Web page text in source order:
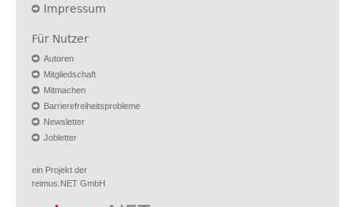
Impressum
Für Nutzer
Autoren
Mitgliedschaft
Mitmachen
Barrierefreiheitsprobleme
Newsletter
Jobletter
ein Projekt der
reimus.NET GmbH